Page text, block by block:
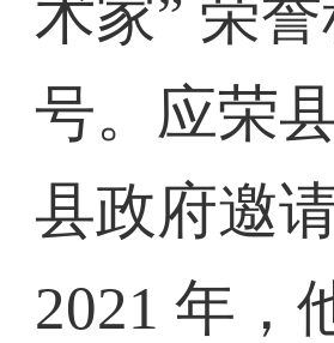
术家” 荣
号。应荣
县政府邀请
2021 年，